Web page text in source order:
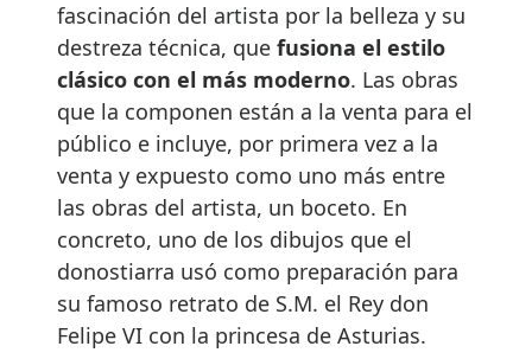
fascinación del artista por la belleza y su
destreza técnica, que fusiona el estilo
clásico con el más moderno. Las obras
que la componen están a la venta para el
público e incluye, por primera vez a la
venta y expuesto como uno más entre
las obras del artista, un boceto. En
concreto, uno de los dibujos que el
donostiarra usó como preparación para
su famoso retrato de S.M. el Rey don
Felipe VI con la princesa de Asturias.